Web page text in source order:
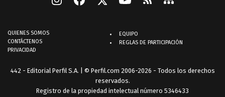
QUIENES SOMOS
CONTÁCTENOS
PRIVACIDAD
EQUIPO
REGLAS DE PARTICIPACIÓN
442 - Editorial Perfil S.A. | © Perfil.com 2006-2026 - Todos los derechos
reservados.
Registro de la propiedad intelectual número 5346433